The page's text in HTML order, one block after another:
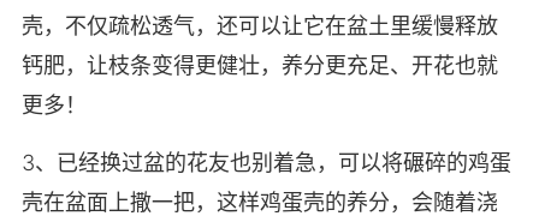
壳，不仅疏松透气，还可以让它在盆土里缓慢释放
钙肥，让枝条变得更健壮，养分更充足、开花也就
更多！
3、已经换过盆的花友也别着急，可以将碾碎的鸡蛋
壳在盆面上撒一把，这样鸡蛋壳的养分，会随着浇